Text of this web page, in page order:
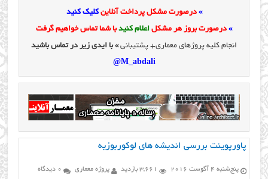
» درصورت مشکل پرداخت آنلاینکلیک کنید
» درصورت بروز هر مشکل اعلام کنیدبا شما تماس خواهیم گرفت
انجام کلیه پروژهای معماری+ پشتیبانی» با ایدی زیر در تماس باشید
M_abdali@
پاورپوینت بررسی اندیشه های لوکوربوزیه
پنج‌شنبه 4 آگوست 2016 3,661 بازدید پروژه معماری 0 دیدگاه